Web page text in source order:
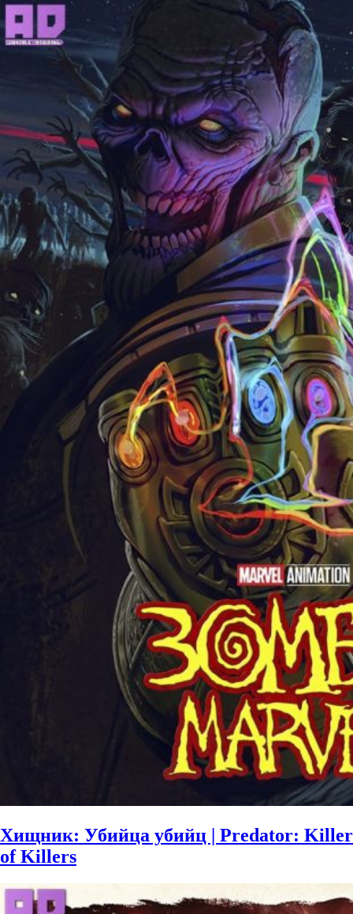
Хищник: Убийца убийц | Predator: Killer
of Killers